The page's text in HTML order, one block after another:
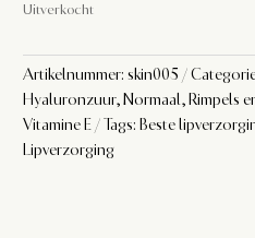
Uitverkocht
Artikelnummer: skin005
Hyaluronzuur, Normaal , Rimpels
Vitamine E
Tags: Beste
Lipverzorging